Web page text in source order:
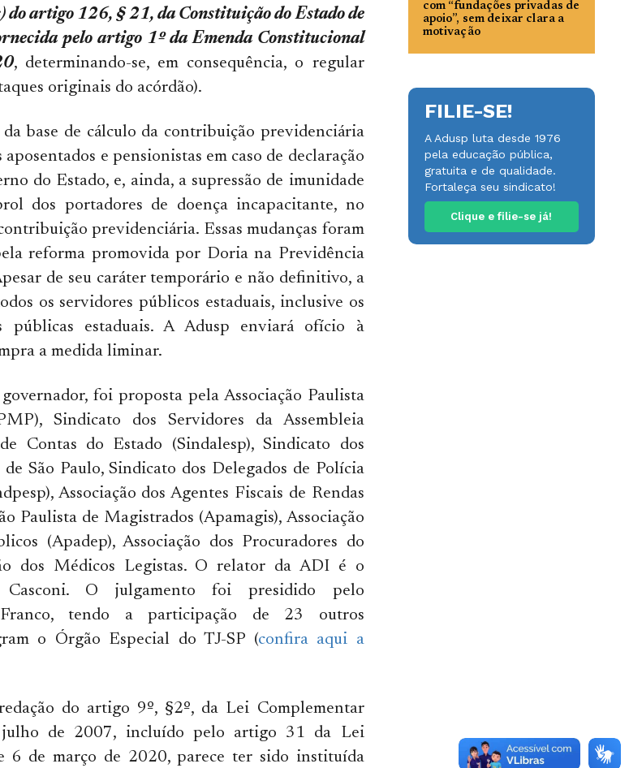
artigo 126, § 21, da Constituição do Estado de
pelo artigo 1º da Emenda Constitucional
, determinando-se, em consequência, o regular
originais do acórdão).
base de cálculo da contribuição previdenciária
e pensionistas em caso de declaração
do Estado, e, ainda, a supressão de imunidade
dos portadores de doença incapacitante, no
previdenciária. Essas mudanças foram
reforma promovida por Doria na Previdência
de seu caráter temporário e não definitivo, a
os servidores públicos estaduais, inclusive os
públicas estaduais. A Adusp enviará ofício à
a medida liminar.
foi proposta pela Associação Paulista
Sindicato dos Servidores da Assembleia
Contas do Estado (Sindalesp), Sindicato dos
São Paulo, Sindicato dos Delegados de Polícia
Associação dos Agentes Fiscais de Rendas
Paulista de Magistrados (Apamagis), Associação
(Apadep), Associação dos Procuradores do
dos Médicos Legistas. O relator da ADI é o
Casconi. O julgamento foi presidido pelo
Franco, tendo a participação de 23 outros
o Órgão Especial do TJ-SP (confira aqui a
do artigo 9º, §2º, da Lei Complementar
de 2007, incluído pelo artigo 31 da Lei
6 de março de 2020, parece ter sido instituída
com “fundações privadas de
apoio”, sem deixar clara a
motivação
FILIE-SE!
A Adusp luta desde 1976
pela educação pública,
gratuita e de qualidade.
Fortaleça seu sindicato!
Clique e filie-se já!